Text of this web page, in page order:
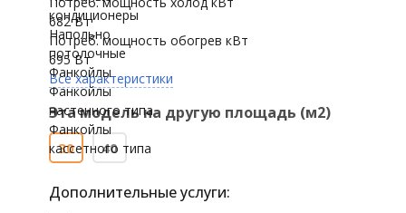
кондиционеры
Напольно
потолочные
Фанкойлы
Фанкойлы
настенного типа
Фанкойлы
кассетного типа
682 Вт
Потреб. мощность обогрев кВт
695 Вт
Все характеристики
Эта модель на другую площадь (м2)
30 40
Дополнительные услуги: